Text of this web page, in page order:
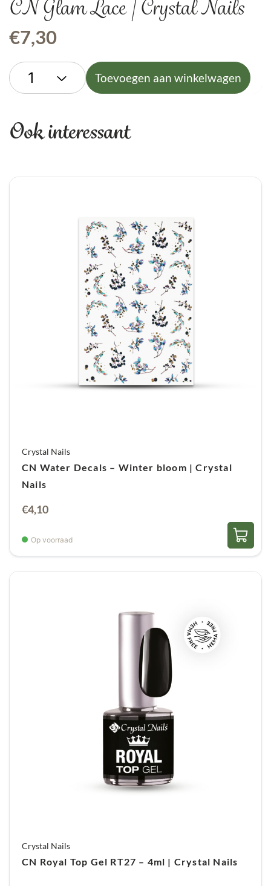
CN Glam Lace | Crystal Nails
€7,30
Toevoegen aan winkelwagen
Ook interessant
Crystal Nails
CN Water Decals – Winter bloom | Crystal
Nails
€4,10
Op voorraad
Crystal Nails
CN Royal Top Gel RT27 – 4ml | Crystal Nails